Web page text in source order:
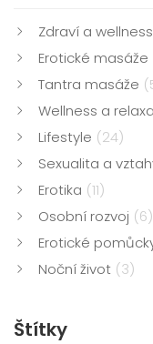
Zdraví a wellness
Erotické masáže
Tantra masáže
Wellness a
Lifestyle (24)
Sexualita a
Erotika (11)
Osobní rozvoj (6)
Erotické
Noční život (3)
Štítky